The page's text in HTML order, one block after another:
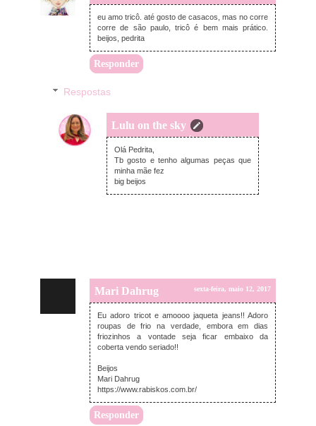
eu amo tricô. até gosto de casacos, mas no corre
corre de são paulo, tricô é bem mais prático.
beijos, pedrita
Responder
Respostas
Lulu on the sky
sábado, maio 13, 2017
Olá Pedrita,
Tb gosto e tenho algumas peças que
minha mãe fez
big beijos
Mari Dahrug sexta-feira, maio 12, 2017
Eu adoro tricot e amoooo jaqueta jeans!! Adoro
roupas de frio na verdade, embora em dias
friozinhos a vontade seja ficar embaixo da
coberta vendo seriado!!
Beijos
Mari Dahrug
https://www.rabiskos.com.br/
Responder